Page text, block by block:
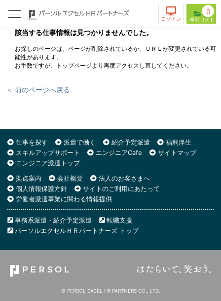
0
該当する仕事情報は見つかりませんでした。
お探しのページは、ページが削除されているか、ＵＲＬが変更されている可
能性があります。
お手数ですが、トップページより再度アクセスし直してください。
＜ 前のページへ戻る
仕事を探す 派遣で働く 紹介予定派遣
福利厚生
スキルアップサポート
エンジニアCafe
サイトマップ
エンジニア派遣トップ
拠点案内
会社概要
法人のお客さまへ
個人情報保護方針
サイトのご利用にあたって
労働者派遣事業に関わる情報提供
事務系派遣・紹介予定派遣
転職支援
パーソルエクセルＨＲパートナーズ トップ
© PERSOL EXCEL HR PARTNERS CO., LTD.